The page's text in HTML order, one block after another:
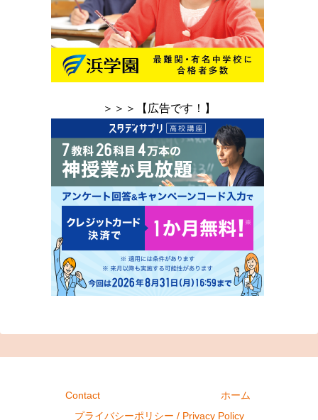
＞＞＞【広告です！】
Contact
ホーム
プライバシーポリシー / Privacy Policy